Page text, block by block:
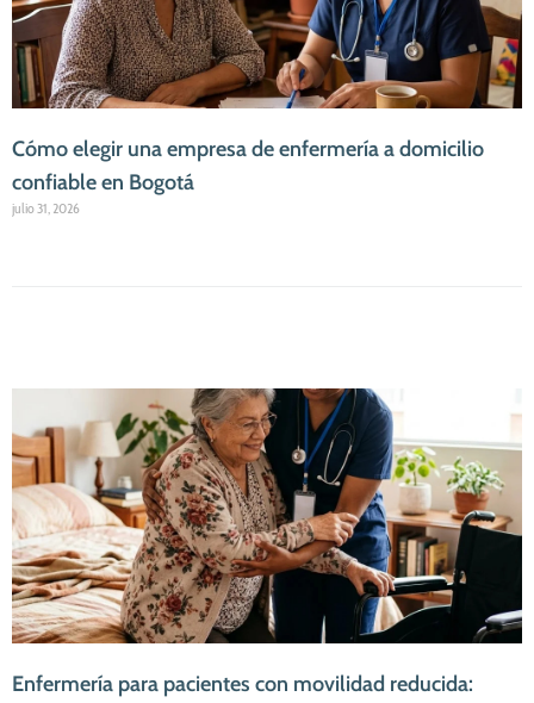
Cómo elegir una empresa de enfermería a domicilio
confiable en Bogotá
julio 31, 2026
Enfermería para pacientes con movilidad reducida: